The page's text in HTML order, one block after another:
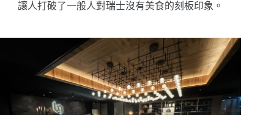
讓人打破了一般人對瑞士沒有美食的刻板印象。